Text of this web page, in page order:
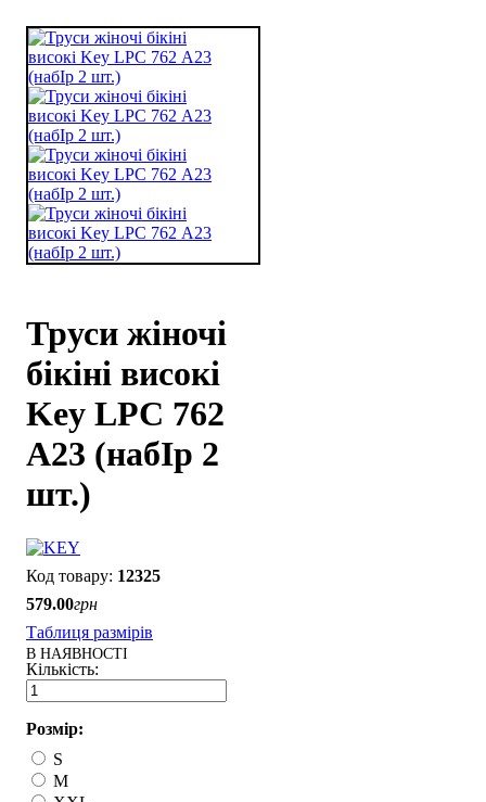
Труси жіночі
бікіні високі
Key LPC 762
А23 (набІр 2
шт.)
12325
579.00грн
Таблиця размірів
В НАЯВНОСТІ
Розмір:
S
M